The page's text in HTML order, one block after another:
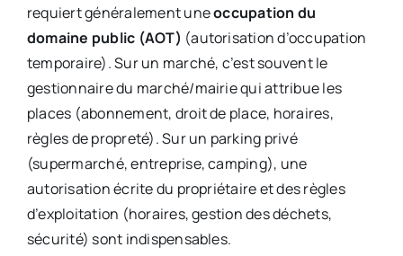
requiert généralement uneoccupation du
domaine public (AOT) (autorisation d’occupation
temporaire). Sur un marché, c’est souvent le
gestionnaire du marché/mairie qui attribue les
places (abonnement, droit de place, horaires,
règles de propreté). Sur un parking privé
(supermarché, entreprise, camping), une
autorisation écrite du propriétaire et des règles
d’exploitation (horaires, gestion des déchets,
sécurité) sont indispensables.